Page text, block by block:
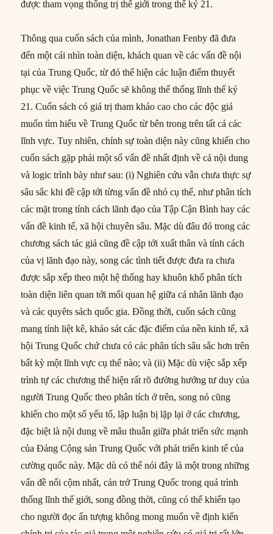
được tham vọng thống trị thế giới trong thế kỷ 21.
Thông qua cuốn sách của mình, Jonathan Fenby đã đưa
đến một cái nhìn toàn diện, khách quan về các vấn đề nội
tại của Trung Quốc, từ đó thể hiện các luận điểm thuyết
phục về việc Trung Quốc sẽ không thể thống lĩnh thế kỷ
21. Cuốn sách có giá trị tham khảo cao cho các độc giả
muốn tìm hiểu về Trung Quốc từ bên trong trên tất cả các
lĩnh vực. Tuy nhiên, chính sự toàn diện này cũng khiến cho
cuốn sách gặp phải một số vấn đề nhất định về cả nội dung
và logic trình bày như sau: (i) Nghiên cứu vẫn chưa thực sự
sâu sắc khi đề cập tới từng vấn đề nhỏ cụ thể, như phân tích
các mặt trong tính cách lãnh đạo của Tập Cận Bình hay các
vấn đề kinh tế, xã hội chuyên sâu. Mặc dù đâu đó trong các
chương sách tác giả cũng đề cập tới xuất thân và tính cách
của vị lãnh đạo này, song các tình tiết được đưa ra chưa
được sắp xếp theo một hệ thống hay khuôn khổ phân tích
toàn diện liên quan tới mối quan hệ giữa cá nhân lãnh đạo
và các quyêts sách quốc gia. Đồng thời, cuốn sách cũng
mang tính liệt kê, khảo sát các đặc điểm của nền kinh tế, xã
hội Trung Quốc chứ chưa có các phân tích sâu sắc hơn trên
bất kỳ một lĩnh vực cụ thể nào; và (ii) Mặc dù việc sắp xếp
trình tự các chương thể hiện rất rõ đường hướng tư duy của
người Trung Quốc theo phân tích ở trên, song nó cũng
khiến cho một số yếu tố, lập luận bị lặp lại ở các chương,
đặc biệt là nội dung về mâu thuẫn giữa phát triển sức mạnh
của Đảng Cộng sản Trung Quốc với phát triển kinh tế của
cường quốc này. Mặc dù có thể nói đây là một trong những
vấn đề nổi cộm nhất, cản trở Trung Quốc trong quá trình
thống lĩnh thế giới, song đồng thời, cũng có thể khiến tạo
cho người đọc ấn tượng không mong muốn về định kiến